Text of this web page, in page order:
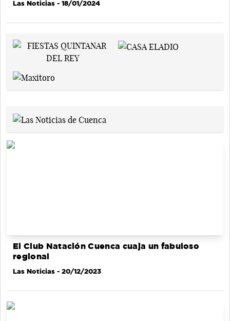
Las Noticias - 18/01/2024
El Club Natación Cuenca cuaja un fabuloso
regional
Las Noticias - 20/12/2023